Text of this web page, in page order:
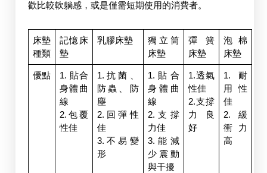
歡比較軟躺感，或是僅需短期使用的消費者。
床墊
種類
記憶床
墊
乳膠床墊
獨立筒
床墊
彈簧
床墊
泡棉
床墊
優點
1. 貼合
身體曲
線
2.包覆
性佳
1.抗菌、
防蟲、防
塵
2.回彈性
佳
3.不易變
形
1.貼合
身體曲
線
2.支撐
力佳
3.能減
少震動
與干擾
1.透氣
性佳
2.支撐
力良
好
1.耐
用性
佳
2.緩
衝力
高